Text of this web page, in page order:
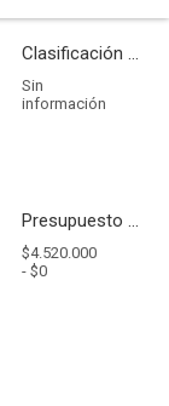
Clasificación por edades
Sin
información
Presupuesto - Ingresos
$4.520.000
- $0